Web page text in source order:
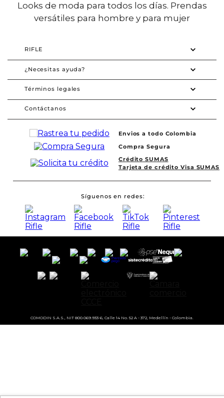
Looks de moda para todos los días. Prendas
versátiles para hombre y para mujer
RIFLE
¿Necesitas ayuda?
Términos legales
Contáctanos
Envios a todo Colombia
Compra Segura
Crédito SUMAS
Tarjeta de crédito Visa SUMAS
Síguenos en redes
COMODIN S.A.S., NIT 800.069.933-6, Calle 14 No. 52 A - 372, Medellín - Colombia.